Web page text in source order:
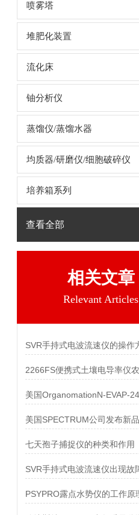
喷雾塔
堆肥化装置
流化床
铀分析仪
蒸馏仪/蒸馏水器
均质器/研磨仪/细胞破碎仪
培养箱系列
查看全部
相关文章
Relevant Articles
七天孢子捕捉仪的种类和作用